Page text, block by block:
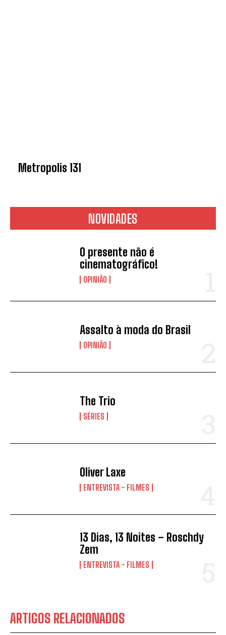
Metropolis 131
NOVIDADES
O presente não é
cinematográfico!
OPINIÃO
Assalto à moda do Brasil
OPINIÃO
The Trio
SÉRIES
Oliver Laxe
ENTREVISTA - FILMES
13 Dias, 13 Noites – Roschdy
Zem
ENTREVISTA - FILMES
ARTIGOS RELACIONADOS